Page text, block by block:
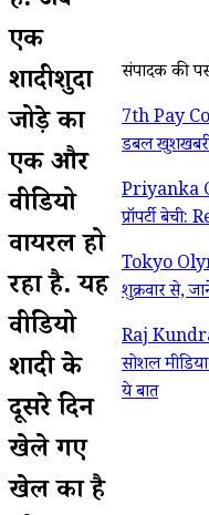
एक
शादीशुदा
जोड़े का
एक और
वीडियो
वायरल हो
रहा है. यह
वीडियो
शादी के
दूसरे दिन
खेले गए
खेल का है
संपादक की
7th Pay
डबल
Priyanka
प्रॉपर्टी
Tokyo
शुक्रवार से,
Raj Kundra
सोशल
ये बात